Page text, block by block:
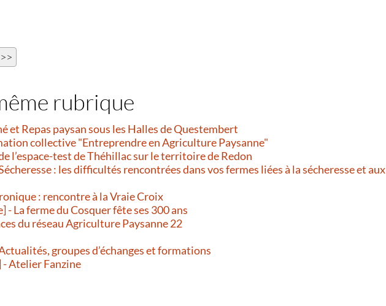
rubrique
et Repas paysan sous les Halles de Questembert
collective "Entreprendre en Agriculture Paysanne"
l’espace-test de Théhillac sur le territoire de Redon
: les difficultés rencontrées dans vos fermes liées à la sécheresse et aux
: rencontre à la Vraie Croix
- La ferme du Cosquer fête ses 300 ans
du réseau Agriculture Paysanne 22
groupes d’échanges et formations
Atelier Fanzine